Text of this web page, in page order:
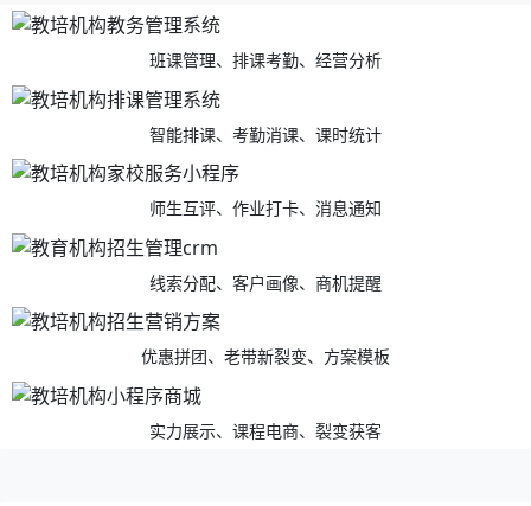
班课管理、排课考勤、经营分析
智能排课、考勤消课、课时统计
师生互评、作业打卡、消息通知
线索分配、客户画像、商机提醒
优惠拼团、老带新裂变、方案模板
实力展示、课程电商、裂变获客